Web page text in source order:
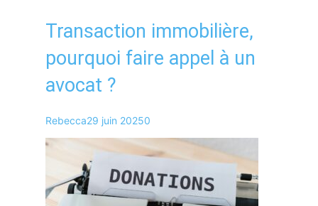
Transaction immobilière,
pourquoi faire appel à un
avocat ?
Rebecca29 juin 20250